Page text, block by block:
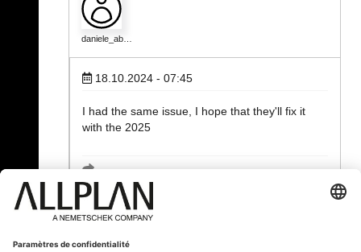
daniele_ab…
18.10.2024 - 07:45
I had the same issue, I hope that they'll fix it
with the 2025